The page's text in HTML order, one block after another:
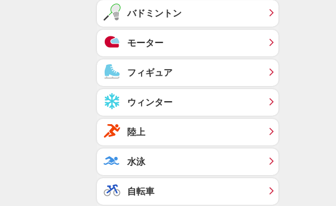
バドミントン
モーター
フィギュア
ウィンター
陸上
水泳
自転車